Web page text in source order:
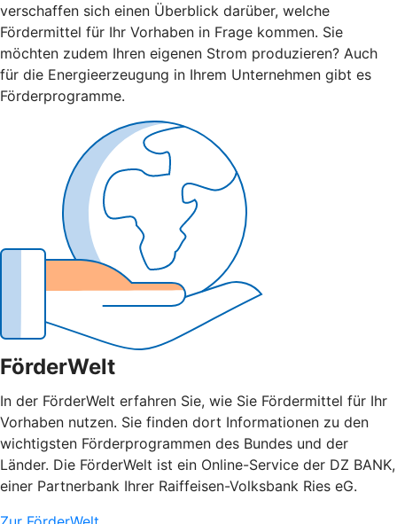
verschaffen sich einen Überblick darüber, welche
Fördermittel für Ihr Vorhaben in Frage kommen. Sie
möchten zudem Ihren eigenen Strom produzieren? Auch
für die Energieerzeugung in Ihrem Unternehmen gibt es
Förderprogramme.
FörderWelt
In der FörderWelt erfahren Sie, wie Sie Fördermittel für Ihr
Vorhaben nutzen. Sie finden dort Informationen zu den
wichtigsten Förderprogrammen des Bundes und der
Länder. Die FörderWelt ist ein Online-Service der DZ BANK,
einer Partnerbank Ihrer Raiffeisen-Volksbank Ries eG.